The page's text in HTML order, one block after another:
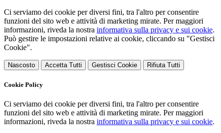
Ci serviamo dei cookie per diversi fini, tra l'altro per consentire
funzioni del sito web e attività di marketing mirate. Per maggiori
informazioni, riveda la nostra informativa sulla privacy e sui cookie.
Può gestire le impostazioni relative ai cookie, cliccando su "Gestisci
Cookie".
Nascosto Accetta Tutti Gestisci Cookie Rifiuta Tutti
Cookie Policy
Ci serviamo dei cookie per diversi fini, tra l'altro per consentire
funzioni del sito web e attività di marketing mirate. Per maggiori
informazioni, riveda la nostra informativa sulla privacy e sui cookie.